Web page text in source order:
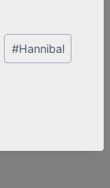
#Hannibal